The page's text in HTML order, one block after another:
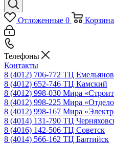
Отложенные 0 Корзина
Телефоны
Контакты
8 (4012) 706-772 ТЦ
8 (4012) 652-746 ТЦ Камский
8 (4012) 998-030 Мира
8 (4012) 998-225 Мира
8 (4012) 998-167 Мира
8 (4014) 131-790 ТЦ
8 (4016) 142-506 ТЦ Советск
8 (4014) 566-162 ТЦ Балтийск